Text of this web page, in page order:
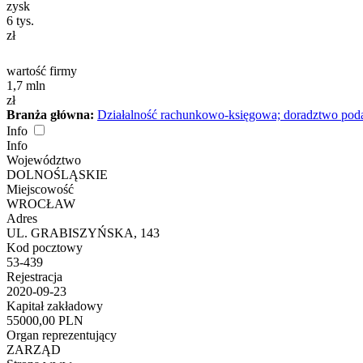
zysk
6 tys.
zł
wartość firmy
1,7 mln
zł
Branża główna: Działalność rachunkowo-księgowa; doradztwo
Info
Info
Województwo
DOLNOŚLĄSKIE
Miejscowość
WROCŁAW
Adres
UL. GRABISZYŃSKA, 143
Kod pocztowy
53-439
Rejestracja
2020-09-23
Kapitał zakładowy
55000,00 PLN
Organ reprezentujący
ZARZĄD